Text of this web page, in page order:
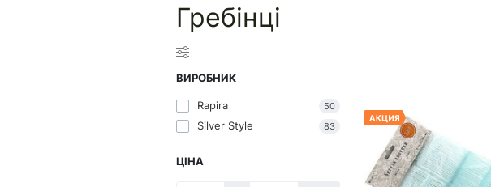
Гребінці
ВИРОБНИК
Rapira 50
Silver Style 83
ЦІНА